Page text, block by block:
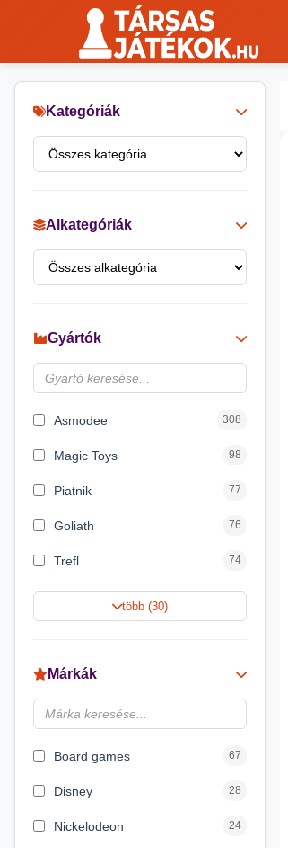
Kategóriák
Alkategóriák
Gyártók
Asmodee 308
Magic Toys 98
Piatnik 77
Goliath 76
Trefl 74
Keller&Mayer 60
Spin Master
Delta Vision 28
több (30)
Márkák
Board games 67
Disney 28
Nickelodeon 24